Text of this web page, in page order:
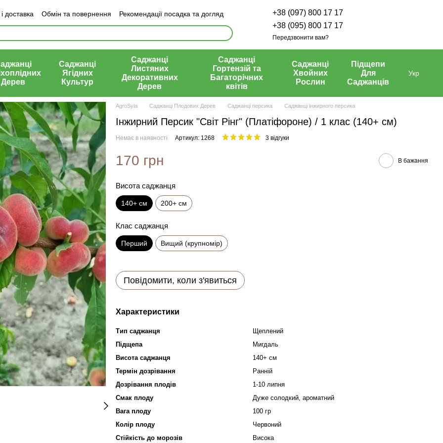
доставка Обмін та повернення
Рекомендації посадка та догляд
про магазин
+38 (097) 800 17 17
+38 (095) 800 17 17
Передзвонити вам?
Дерев
Саджанці
Ягідних
Культур
Саджанці
Листяних
Декоративних
Дерев
Саджанці
Гортензій та
Багаторічних
квітів
Саджанці
Хвойних
Рослин
Підщепи
Для
Саджанців
Укр
AgroSyla Саджанці Плодових Дерев Саджанці персика Саджанці інжирного персика
Інжирний Персик "Світ Рінг" (Платіфороне) / 1 клас (140+ см)
Немає в наявності Артикул: 1268 3 відгуки
170 грн В бажання
Висота саджанця
140+ см 200+ см
Клас саджанця
Перший Вищий (крупномір)
Повідомити, коли з'явиться
Характеристики
Тип саджанця
Щеплений
Підщепа
Мигдаль
Висота саджанця
140+ см
Термін дозрівання
Ранній
Дозрівання плодів
1-10 липня
Смак плоду
Дуже солодкий, ароматний
Вага плоду
100 гр
Колір плоду
Червоний
Стійкість до морозів
Висока